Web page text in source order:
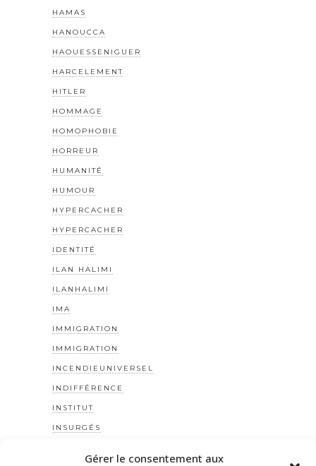
Gérer le consentement aux
HAMAS
HANOUCCA
HAOUESSENIGUER
HARCELEMENT
HITLER
HOMMAGE
HOMOPHOBIE
HORREUR
HUMANITÉ
HUMOUR
HYPERCACHER
HYPERCACHER
IDENTITÉ
ILAN HALIMI
ILANHALIMI
IMA
IMMIGRATION
IMMIGRATION
INCENDIEUNIVERSEL
INDIFFÉRENCE
INSTITUT
INSURGÉS